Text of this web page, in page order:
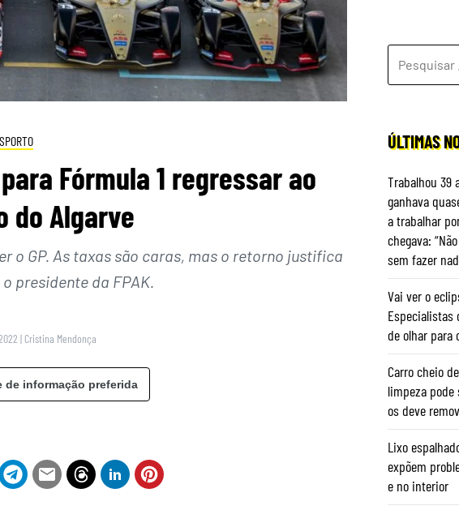
Fórmula 1 regressar ao
do Algarve
o GP. As taxas são caras, mas o retorno justifica
presidente da FPAK.
| Cristina Mendonça
de informação preferida
POR:
ÚLTIMAS
Trabalhou 39
ganhava
a trabalhar
chegava:
sem fazer
Vai ver o
Especialistas
de olhar para
Carro cheio
limpeza
os deve
Lixo
expõem
e no interior